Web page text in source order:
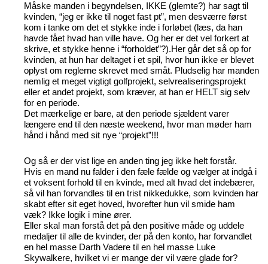
Måske manden i begyndelsen, IKKE (glemte?) har sagt til
kvinden, “jeg er ikke til noget fast pt”, men desværre først
kom i tanke om det et stykke inde i forløbet (læs, da han
havde fået hvad han ville have. Og her er det vel forkert at
skrive, et stykke henne i “forholdet”?).Her går det så op for
kvinden, at hun har deltaget i et spil, hvor hun ikke er blevet
oplyst om reglerne skrevet med småt. Pludselig har manden
nemlig et meget vigtigt golfprojekt, selvrealiseringsprojekt
eller et andet projekt, som kræver, at han er HELT sig selv
for en periode.
Det mærkelige er bare, at den periode sjældent varer
længere end til den næste weekend, hvor man møder ham
hånd i hånd med sit nye “projekt”!!!
Og så er der vist lige en anden ting jeg ikke helt forstår.
Hvis en mand nu falder i den fæle fælde og vælger at indgå i
et voksent forhold til en kvinde, med alt hvad det indebærer,
så vil han forvandles til en trist nikkedukke, som kvinden har
skabt efter sit eget hoved, hvorefter hun vil smide ham
væk? Ikke logik i mine ører.
Eller skal man forstå det på den positive måde og uddele
medaljer til alle de kvinder, der på den konto, har forvandlet
en hel masse Darth Vadere til en hel masse Luke
Skywalkere, hvilket vi er mange der vil være glade for?